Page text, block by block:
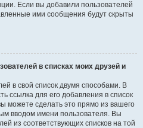
Если вы добавили пользователей
ими сообщения будут скрыты
в списках моих друзей и
в свой список двумя способами. В
ссылка для его добавления в список
можете сделать это прямо из вашего
вводом имени пользователя. Вы
из соответствующих списков на той